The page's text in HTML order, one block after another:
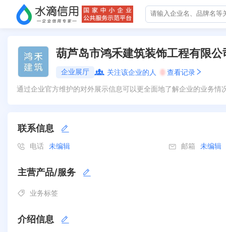
葫芦岛市鸿禾建筑装饰工程有限公
企业展厅 关注该企业的人 0 查看记录
通过企业官方维护的对外展示信息可以更全面地了解企业的业务
联系信息
电话 未编辑 邮箱 未编辑
主营产品/服务
业务标签
介绍信息